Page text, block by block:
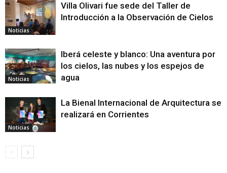
Noticias
Villa Olivari fue sede del Taller de
Introducción a la Observación de Cielos
Noticias
Iberá celeste y blanco: Una aventura por
los cielos, las nubes y los espejos de
agua
Noticias
La Bienal Internacional de Arquitectura se
realizará en Corrientes